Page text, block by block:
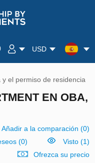
USD
el permiso de residencia
EN OBA,
Añadir a la comparación (0)
(0)
Visto (1)
Ofrezca su precio